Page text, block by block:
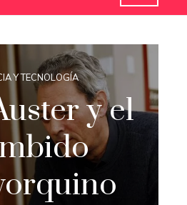
Y TECNOLOGÍA
y el